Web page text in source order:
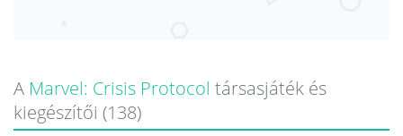
A Marvel: Crisis Protocol társasjáték és
kiegészítői (138)